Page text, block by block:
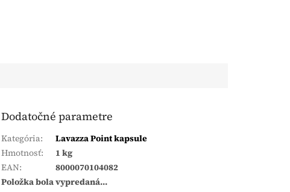
Dodatočné parametre
Kategória:
Lavazza Point kapsule
Hmotnosť:
1 kg
EAN:
8000070104082
Položka bola vypredaná…